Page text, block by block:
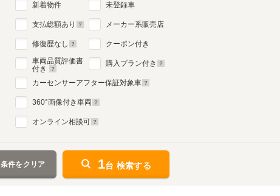
新着物件
支払総額あり
修復歴なし
車両品質評価書
付き
未登録車
メーカー系販売店
クーポン付き
購入プラン付き
カーセンサーアフター保証対象車
360°画像付き車両
オンライン相談可
条件をクリア 1台 検索する